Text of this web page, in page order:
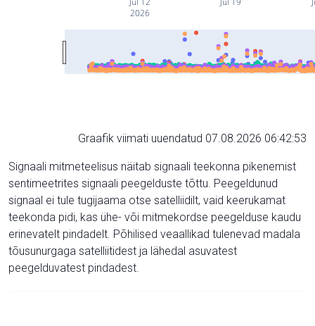
2026
Graafik viimati uuendatud 07.08.2026 06:42:53
Signaali mitmeteelisus näitab signaali teekonna pikenemist
sentimeetrites signaali peegelduste tõttu. Peegeldunud
signaal ei tule tugijaama otse satelliidilt, vaid keerukamat
teekonda pidi, kas ühe- või mitmekordse peegelduse kaudu
erinevatelt pindadelt. Põhilised veaallikad tulenevad madala
tõusunurgaga satelliitidest ja lähedal asuvatest
peegelduvatest pindadest.